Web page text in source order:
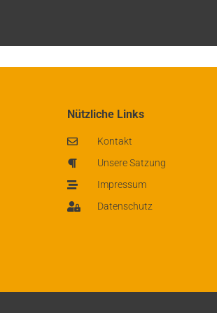
Nützliche Links
Kontakt
Unsere Satzung
Impressum
Datenschutz